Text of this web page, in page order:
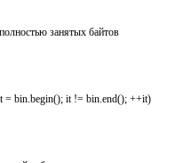
занятых байтов
= bin.begin(); it != bin.end(); ++it)